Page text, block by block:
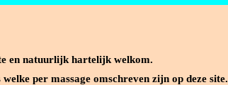
en natuurlijk hartelijk welkom.
per massage omschreven zijn op deze site.